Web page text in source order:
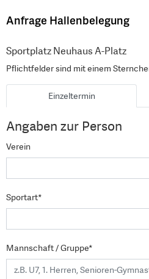
Anfrage Hallenbelegung
Sportplatz Neuhaus A-Platz
Pflichtfelder sind mit einem
Einzeltermin
Angaben zur Person
Verein
Sportart*
Mannschaft / Gruppe*